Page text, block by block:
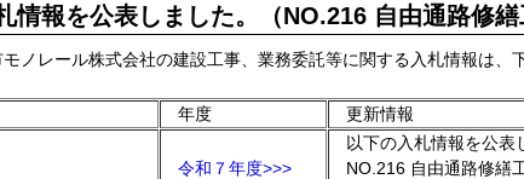
情報を公表しました。（NO.216 自由通路修
ノレール株式会社の建設工事、業務委託等に関する入札情報は、
年度 更新情報
令和７年度>>>
以下の入札情報を公表
NO.216 自由通路修繕